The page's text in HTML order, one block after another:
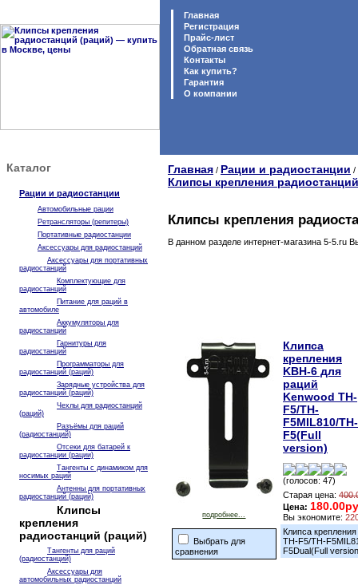
Главная
Регистрация
Прайс-лист
Обратная связь
Контакты
Как купить?
Гарантия
O компании
Каталог
Рации и радиостанции
Автомобильные рации
Ретрансляторы (репитеры)
Портативные радиостанции
Аксессуары для радиостанций
Аксессуары для портативных
радиостанций
Комплектующие для
радиостанций
Питание для раций в
автомобиле
Аккумуляторы для
радиостанций
Гарнитуры для
радиостанций
Программаторы для
радиостанций (раций)
Зарядные устройства для
радиостанций (раций)
Чехлы для радиостанций
(раций)
Разъёмы для раций
(радиостанций)
Отсеки для батарей к
радиостанции (рации)
Тангенты с динамиком для
носимых раций
Антенны для портативных
радиостанций (раций)
Клипсы
крепления
радиостанций (раций)
Тангенты для раций
(радиостанций)
Аксессуары для
автомобильных радиостанций
Главная / Рации и радиостанции /
Клипсы крепления
Клипсы крепления
В данном разделе интернет-магазина 5-5.ru
подробнее...
Выбрать для
сравнения
Клипса
крепления
KBH-6 для
раций
Kenwood TH-
F5/TH-
F5MIL810/TH-
F5(Full
version)
(голосов: 47)
Старая цена:
Цена:
Вы экономите:
Клипса
TH-F5/TH-
F5Dual(Full